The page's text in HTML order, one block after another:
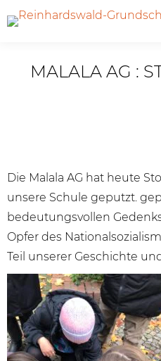
MALALA AG :
Die Malala AG hat heute
unsere Schule geputzt.
bedeutungsvollen
Opfer des
Teil unserer Geschichte